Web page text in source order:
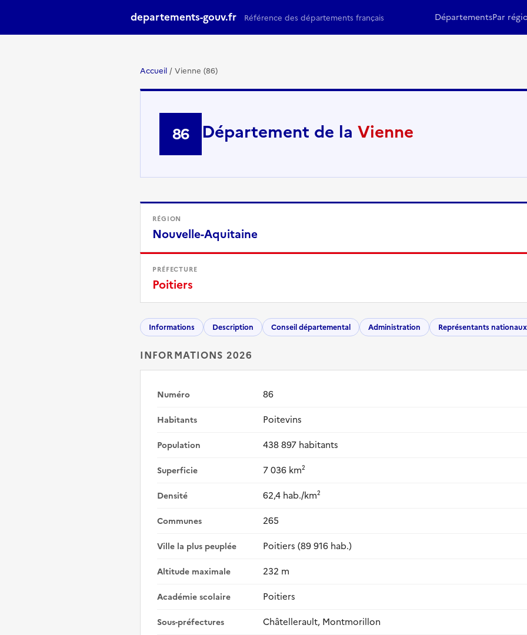
departements-gouv.fr Référence des départements français DépartementsPar
Accueil / Vienne (86)
86 Département de la Vienne
RÉGION
Nouvelle-Aquitaine
PRÉFECTURE
Poitiers
Informations Description Conseil départemental Administration Représentants nationaux
INFORMATIONS 2026
Numéro 86
Habitants Poitevins
Population 438 897 habitants
Superficie 7 036 km²
Densité 62,4 hab./km²
Communes 265
Ville la plus peuplée Poitiers (89 916 hab.)
Altitude maximale 232 m
Académie scolaire Poitiers
Sous-préfectures Châtellerault, Montmorillon